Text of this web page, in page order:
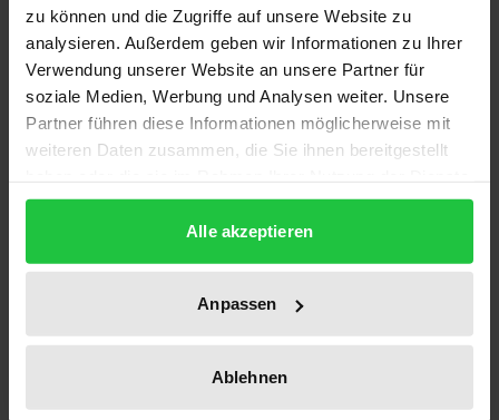
zu können und die Zugriffe auf unsere Website zu
analysieren. Außerdem geben wir Informationen zu Ihrer
Verwendung unserer Website an unsere Partner für
soziale Medien, Werbung und Analysen weiter. Unsere
Partner führen diese Informationen möglicherweise mit
weiteren Daten zusammen, die Sie ihnen bereitgestellt
gesammelt haben.
Alle akzeptieren
Anpassen
Ablehnen
Kapitalisierung von Renten für die
Versicherungswirtschaft existentiell. Renten müssen
kapitalisiert werden, weil andernfalls der
Verwaltungsaufwand die Versicherer ruinieren
würde.
Faktoren, die die Kapitalisierung einer Rente für den
Verletzten attraktiv machen. Die Niedrigzinsphase
(seit 2011), heute eine Nullzinsphase, habt den VGT
in Goslar gezwungen, einen Kapitalisierungszinssatz
von höchstens 3% zu empfehlen, um die